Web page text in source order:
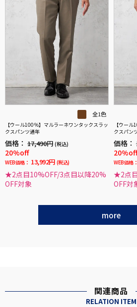
全1色
【ウール100％】マルラーネワンタックスラッ
クスパンツ通年
価格： 17,490円 (税込)
20%off
WEB価格： 13,992円 (税込)
★2点目10%OFF/3点目以降20%
OFF対象
【ウー
クスパン
価格：
20%off
WEB価格：
★2点
OFF対
more
関連商品
RELATION ITEM